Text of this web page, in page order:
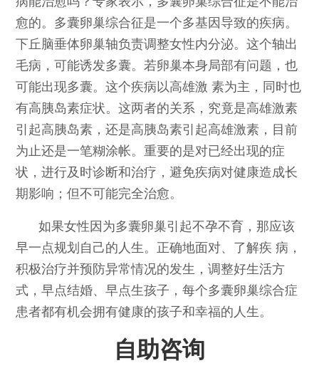
愈的。多囊卵巢综合征是一个多基因导致的疾病。
下丘脑垂体卵巢轴负责调整女性内分泌。这个轴出
毛病，可能诱发多囊。若卵巢本身局部有问题，也
可能出现多囊。这个疾病以高雄激 素为主，同时也
有高胰岛素症状。这两者的关系，究竟是高雄激素
引起高胰岛素，还是高胰岛素引起高雄激素，目前
为止还是一笔糊涂帐。重要的是对已经出现的症
状，进行及时诊断和治疗，避免疾病对健康造成长
期影响；但不可能完全治愈。
如果女性因为多囊卵巢引起不孕不育，那应该
早一点规划自己的人生。正确地面对、了解疾 病，
积极治疗并预防异常情况的发生，调整好生活方
式，早点结婚、早点生孩子，每个多囊卵巢综合症
患者都有机会拥有健康的孩子和幸福的人生。
自助咨询